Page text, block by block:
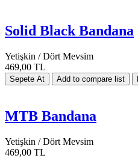
Solid Black Bandana
Yetişkin / Dört Mevsim
469,00 TL
MTB Bandana
Yetişkin / Dört Mevsim
469,00 TL